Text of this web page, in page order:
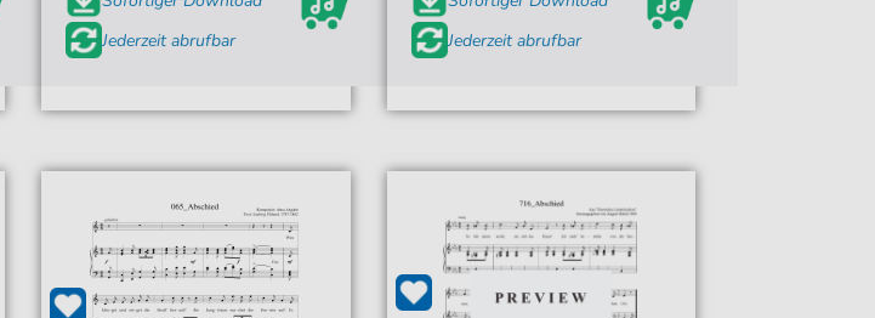
Jederzeit abrufbar
Jederzeit abrufbar